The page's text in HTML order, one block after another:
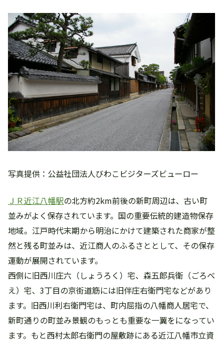
写真提供：公益社団法人びわこビジターズビューロー
ＪＲ近江八幡駅の北方約2km前後の新町周辺は、古い町
並みがよく保存されています。国の重要伝統的建造物保存
地域。江戸時代末期から明治にかけて建築された商家が整
然と残る町並みは、近江商人のふるさととして、その保存
運動が展開されています。
西側に旧西川庄六（しょうろく）宅、森五郎兵衛（ごろべ
え）宅、3丁目の京街道筋には旧伴庄右衛門宅などがあり
ます。旧西川利右衛門宅は、町内屈指の八幡商人居宅で、
新町通りの町並み景観のもっとも重要な一翼をになってい
ます。もと西村太郎右衛門の屋敷跡にある近江八幡市立資